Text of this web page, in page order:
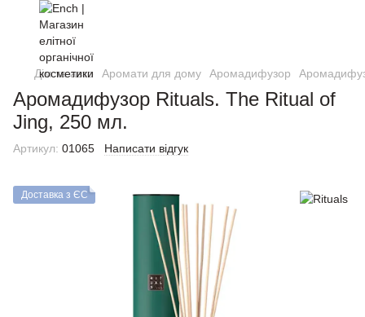
Дім та авто Аромати для дому Аромадифузор
Аромадифузор Rituals. The Ritual of
Jing, 250 мл.
Артикул: 01065 Написати відгук
Доставка з ЄС